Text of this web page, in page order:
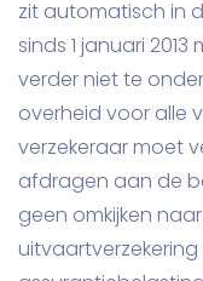
zit automatisch in
sinds 1 januari
verder niet te
overheid voor alle
verzekeraar moet
afdragen aan de
geen omkijken